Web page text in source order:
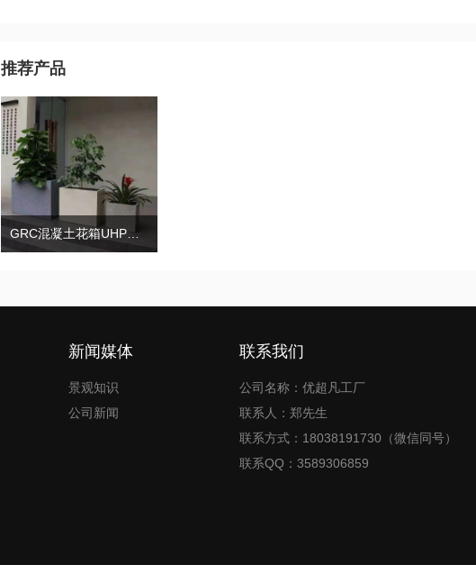
推荐产品
GRC混凝土花箱UHPC景观户外花盆
新闻媒体
景观知识
公司新闻
联系我们
公司名称：优超凡工厂
联系人：郑先生
联系方式：18038191730（微信同号）
联系QQ：3589306859